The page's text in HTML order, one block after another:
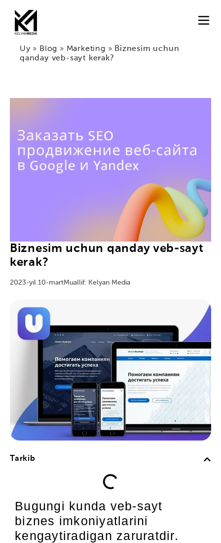
Uy » Blog » Marketing » Biznesim uchun
qanday veb-sayt kerak?
Biznesim uchun qanday veb-sayt
kerak?
2023-yil 10-martMuallif: Kelyan Media
Tarkib
Bugungi kunda veb-sayt
biznes imkoniyatlarini
kengaytiradigan zaruratdir.